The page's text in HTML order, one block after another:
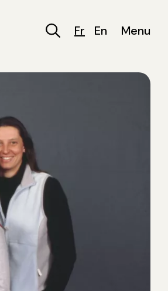
Fr En Menu